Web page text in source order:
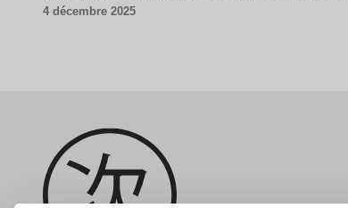
4 décembre 2025